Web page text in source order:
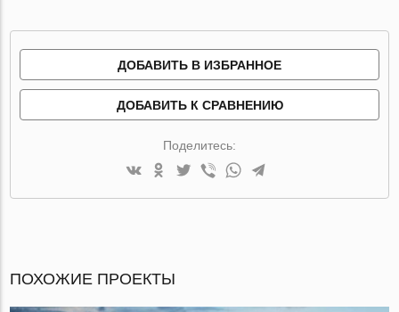
ДОБАВИТЬ В ИЗБРАННОЕ
ДОБАВИТЬ К СРАВНЕНИЮ
Поделитесь:
ПОХОЖИЕ ПРОЕКТЫ